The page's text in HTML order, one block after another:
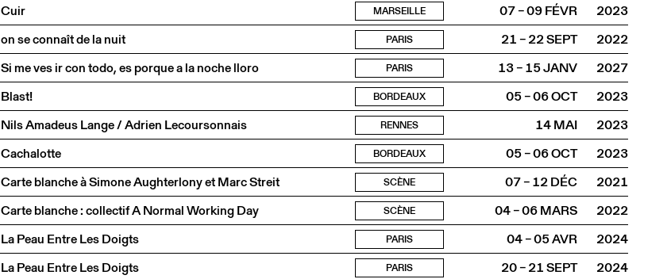
Cuir MARSEILLE 07 – 09 FÉVR
2023
on se connaît de la nuit PARIS 21 – 22 SEPT
2022
Si me ves ir con todo, es porque a la noche lloro PARIS 13 – 15 JANV
2027
Blast! BORDEAUX 05 – 06 OCT
2023
Nils Amadeus Lange / Adrien Lecoursonnais RENNES 14 MAI
2023
Cachalotte BORDEAUX 05 – 06 OCT
2023
Carte blanche à Simone Aughterlony et Marc Streit SCÈNE 07 – 12 DÉC
2021
Carte blanche : collectif A Normal Working Day SCÈNE 04 – 06 MARS
2022
La Peau Entre Les Doigts PARIS 04 – 05 AVR
2024
La Peau Entre Les Doigts PARIS 20 – 21 SEPT
2024